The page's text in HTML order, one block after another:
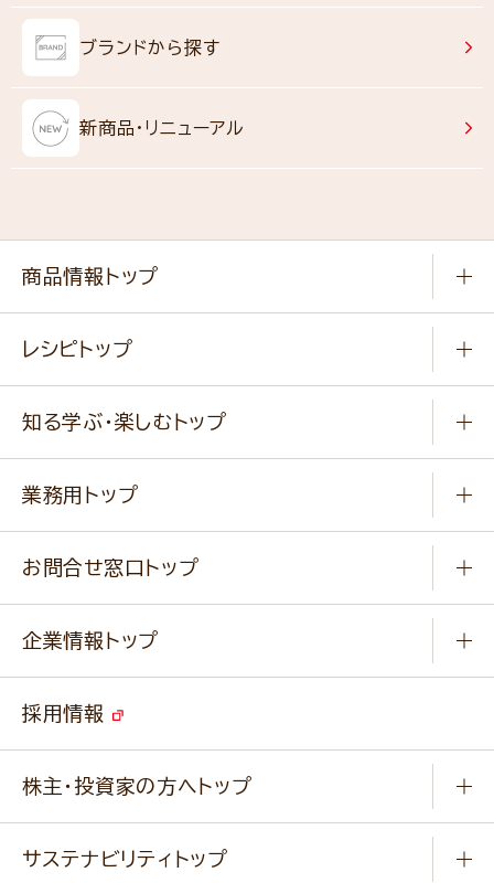
ブランドから探す
新商品・リニューアル
商品情報トップ
健康食品・他
新商品・リニューアル商品
通販サイト一覧
レシピトップ
作り方動画
みなさまのレシピはこちら
知る学ぶ・楽しむトップ
ふっくらパンをつくりましょう
キャンペーン
業務用トップ
ニップンの アマニ 業務用サイト
ベジカフェブランドサイト
お問合せ窓口トップ
改善事例
業務用商品のお問合せ
企業情報トップ
事業紹介
経営理念・経営方針・行動規範・行動指針
採用情報
株主・投資家の方へトップ
サステナビリティトップ